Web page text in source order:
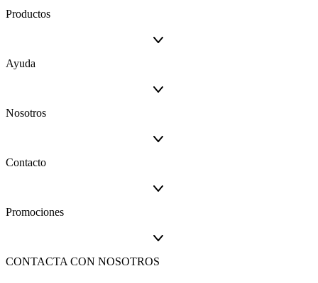
Productos
Ayuda
Nosotros
Contacto
Promociones
CONTACTA CON NOSOTROS